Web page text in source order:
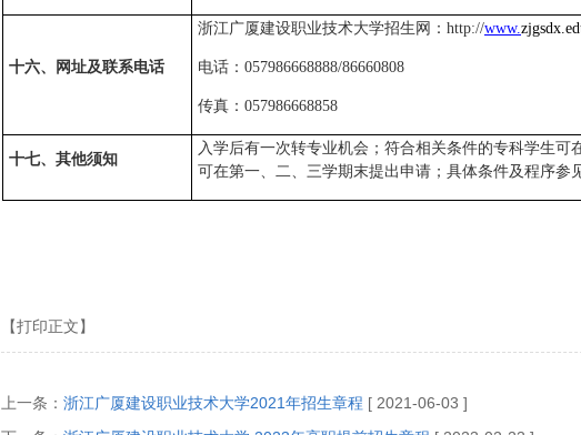
十六、网址及联系电话
浙江广厦建设职业技术大学招生网：http://www.
电话：057986668888/86660808
传真：057986668858
十七、其他须知
入学后有一次转专业机会；符合相关条件的专科学生
可在第一、二、三学期末提出申请；具体条件及程序参
【打印正文】
上一条： 浙江广厦建设职业技术大学2021年招生章程 [ 2021-06-03 ]